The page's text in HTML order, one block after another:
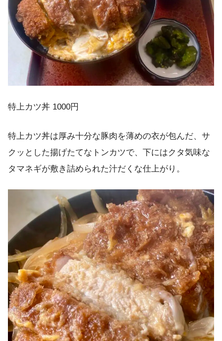
特上カツ丼 1000円
特上カツ丼は厚み十分な豚肉を薄めの衣が包んだ、サ
クッとした揚げたてなトンカツで、下にはクタ気味な
タマネギが敷き詰められた汁だくな仕上がり。